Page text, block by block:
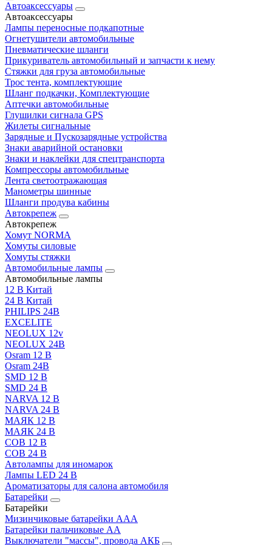
Автоаксессуары
Автоаксессуары
Лампы переносные подкапотные
Огнетушители автомобильные
Пневматические шланги
Прикуриватель автомобильный и запчасти к нему
Стяжки для груза автомобильные
Трос тента, комплектующие
Шланг подкачки, Комплектующие
Аптечки автомобильные
Глушилки сигнала GPS
Жилеты сигнальные
Зарядные и Пускозарядные устройства
Знаки аварийной остановки
Знаки и наклейки для спецтранспорта
Компрессоры автомобильные
Лента светоотражающая
Манометры шинные
Шланги продува кабины
Автокрепеж
Автокрепеж
Хомут NORMA
Хомуты силовые
Хомуты стяжки
Автомобильные лампы
Автомобильные лампы
12 В Китай
24 В Китай
PHILIPS 24В
EXCELITE
NEOLUX 12v
NEOLUX 24В
Osram 12 В
Osram 24В
SMD 12 В
SMD 24 В
NARVA 12 В
NARVA 24 В
МАЯК 12 В
МАЯК 24 В
COB 12 В
COB 24 В
Автолампы для иномарок
Лампы LED 24 B
Ароматизаторы для салона автомобиля
Батарейки
Батарейки
Мизинчиковые батарейки AAA
Батарейки пальчиковые АА
Выключатели "массы", провода АКБ